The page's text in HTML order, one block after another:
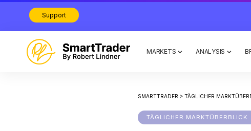
Support
MARKETS ANALYSIS
SMARTTRADER > TÄGLICHER
TÄGLICHER MARKTÜBERBLICK